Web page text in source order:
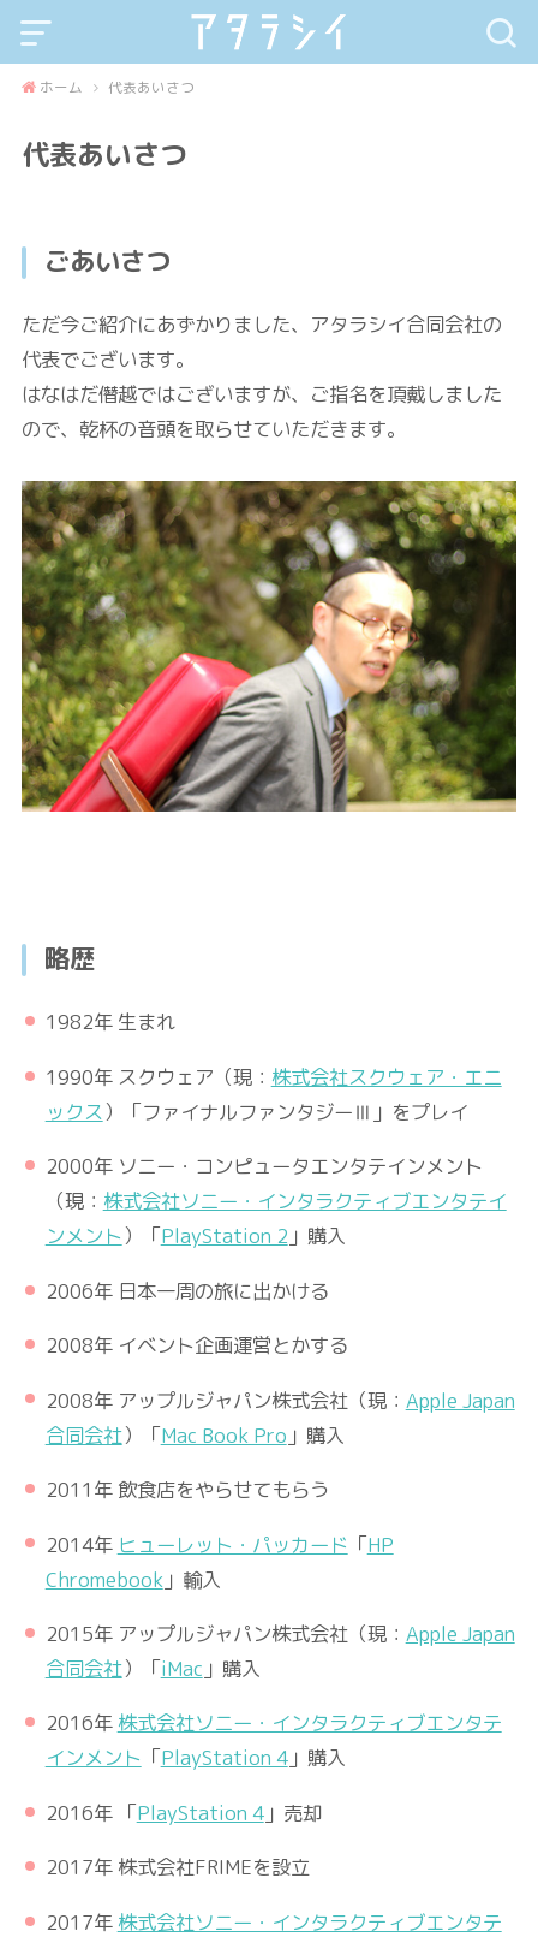
ホーム 代表あいさつ
代表あいさつ
ごあいさつ
ただ今ご紹介にあずかりました、アタラシイ合同会社の
代表でございます。
はなはだ僭越ではございますが、ご指名を頂戴しました
ので、乾杯の音頭を取らせていただきます。
略歴
1982年 生まれ
1990年 スクウェア（現： 株式会社スクウェア・エニ
ックス）「ファイナルファンタジーⅢ」をプレイ
2000年 ソニー・コンピュータエンタテインメント
（現： 株式会社ソニー・インタラクティブエンタテイ
ンメント ）「PlayStation 2 」購入
2006年 日本一周の旅に出かける
2008年 イベント企画運営とかする
2008年 アップルジャパン株式会社（現： Apple Japan
合同会社）「Mac Book Pro 」購入
2011年 飲食店をやらせてもらう
2014年 ヒューレット・パッカード 「HP
Chromebook 」輸入
2015年 アップルジャパン株式会社（現： Apple Japan
合同会社）「iMac 」購入
2016年 株式会社ソニー・インタラクティブエンタテ
インメント 「PlayStation 4」購入
2016年 「PlayStation 4」売却
2017年 株式会社FRIMEを設立
2017年 株式会社ソニー・インタラクティブエンタテ